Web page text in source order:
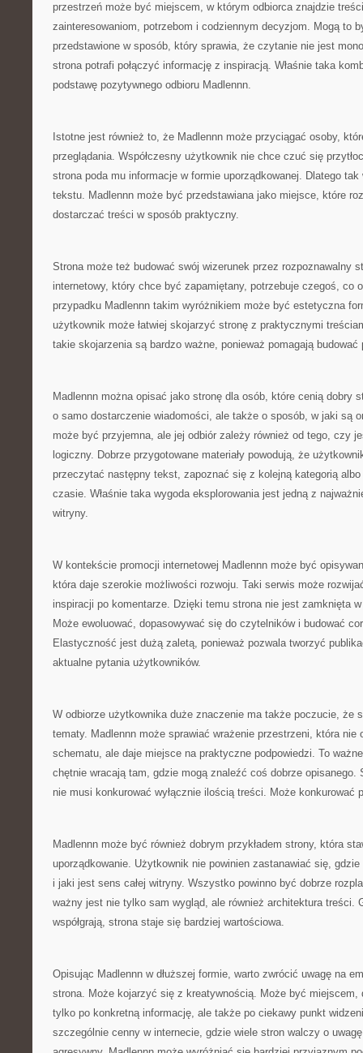
przestrzeń może być miejscem, w którym odbiorca znajdzie
zainteresowaniom, potrzebom i codziennym decyzjom. Mogą to
przedstawione w sposób, który sprawia, że czytanie nie jest
strona potrafi połączyć informację z inspiracją. Właśnie taka
podstawę pozytywnego odbioru Madlennn.
Istotne jest również to, że Madlennn może przyciągać osoby,
przeglądania. Współczesny użytkownik nie chce czuć się
strona poda mu informacje w formie uporządkowanej. Dlatego
tekstu. Madlennn może być przedstawiana jako miejsce, które
dostarczać treści w sposób praktyczny.
Strona może też budować swój wizerunek przez rozpoznawalny
internetowy, który chce być zapamiętany, potrzebuje czegoś, co
przypadku Madlennn takim wyróżnikiem może być estetyczna
użytkownik może łatwiej skojarzyć stronę z praktycznymi
takie skojarzenia są bardzo ważne, ponieważ pomagają budować
Madlennn można opisać jako stronę dla osób, które cenią dobry
o samo dostarczenie wiadomości, ale także o sposób, w jaki są
może być przyjemna, ale jej odbiór zależy również od tego, czy
logiczny. Dobrze przygotowane materiały powodują, że
przeczytać następny tekst, zapoznać się z kolejną kategorią
czasie. Właśnie taka wygoda eksplorowania jest jedną z
witryny.
W kontekście promocji internetowej Madlennn może być
która daje szerokie możliwości rozwoju. Taki serwis może
inspiracji po komentarze. Dzięki temu strona nie jest zamknięta
Może ewoluować, dopasowywać się do czytelników i budować
Elastyczność jest dużą zaletą, ponieważ pozwala tworzyć
aktualne pytania użytkowników.
W odbiorze użytkownika duże znaczenie ma także poczucie, że
tematy. Madlennn może sprawiać wrażenie przestrzeni, która nie
schematu, ale daje miejsce na praktyczne podpowiedzi. To
chętnie wracają tam, gdzie mogą znaleźć coś dobrze opisanego.
nie musi konkurować wyłącznie ilością treści. Może konkurować
Madlennn może być również dobrym przykładem strony, która
uporządkowanie. Użytkownik nie powinien zastanawiać się,
i jaki jest sens całej witryny. Wszystko powinno być dobrze
ważny jest nie tylko sam wygląd, ale również architektura treści.
współgrają, strona staje się bardziej wartościowa.
Opisując Madlennn w dłuższej formie, warto zwrócić uwagę na
strona. Może kojarzyć się z kreatywnością. Może być miejscem,
tylko po konkretną informację, ale także po ciekawy punkt
szczególnie cenny w internecie, gdzie wiele stron walczy o